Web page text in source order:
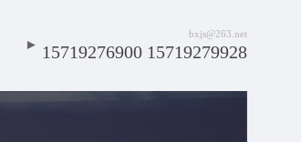
bxjs@263.net
15719276900 15719279928
►